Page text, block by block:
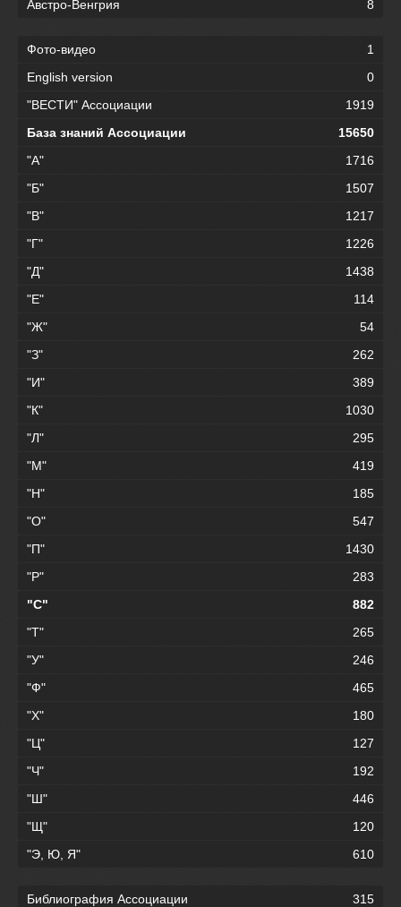
Австро-Венгрия
8
Фото-видео
1
English version
0
"ВЕСТИ" Ассоциации
1919
База знаний Ассоциации
15650
"А"
1716
"Б"
1507
"В"
1217
"Г"
1226
"Д"
1438
"Е"
114
"Ж"
54
"З"
262
"И"
389
"К"
1030
"Л"
295
"М"
419
"Н"
185
"О"
547
"П"
1430
"Р"
283
"С"
882
"Т"
265
"У"
246
"Ф"
465
"Х"
180
"Ц"
127
"Ч"
192
"Ш"
446
"Щ"
120
"Э, Ю, Я"
610
Библиография Ассоциации
315